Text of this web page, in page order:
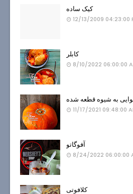
کیک ساده
12/13/2009 04:23:00
کابلر
8/10/2022 06:00:00
به شیوه قطعه شده
11/17/2021 09:48:00
آفوگاتو
8/24/2022 06:00:00
کلافوتی